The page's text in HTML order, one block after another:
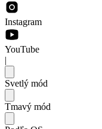
Instagram
YouTube
|
Svetlý mód
Tmavý mód